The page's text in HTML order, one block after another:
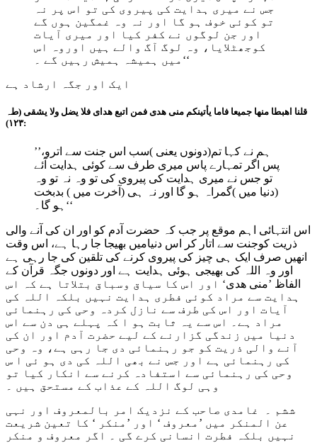
جس نے میری ہدایت کی پیروی کی تو اس پر نہ
تو کوئی خوف ہو گا اور نہ وہ غمگین ہوں گے
اور جن لوگوں نے کفر کیا اور میری آیات
کوجھٹلایا، وہ لوگ آگ والے ہیں اوروہ اس
میں ہمیشہ ہمیش رہیں گے ۔‘‘
ایک اور جگہ ارشاد ہے
قلنا اھبطا منھا جمیعا فاما یأتینکم منی ھدی فمن اتبع ھدای فلا یضل ولا یشقی (طہ
:۱۲۳)
’’ہم نے کہا تم(دونوں یعنی )سب اس جنت سے اترو،
پس اگر تمہارے پاس میری طرف سے کوئی ہدایت آئے
تو جس نے میری ہدایت کی پیروی کی تو وہ نہ تو وہ
(دنیا میں )گمراہ ہو گا اور نہ ہی (آخرت میں ) بدبخت
ہو گا۔‘‘
اس انتہائی اہم موقع پر جب کہ حضرت آدم کو اور ان کی آنے والی
ذریت کوجنت سے اتار کر اس دنیامیں بھیجا جا رہا ہے، اس وقت
انھیں صرف ایک ہی چیز کی پیروی کرنے کی تلقین کی جا رہی ہے
اور وہ اللہ کی بھیجی ہوئی ہدایت ہے اور دونوں جگہ قرآن کے
الفاظ ’منی ھدی‘ اور اس کا سیاق وسباق بتلاتا ہے کہ اس
ہدایت سے مراد کوئی فطری ہدایت نہیں بلکہ اللہ کی
آیات اور اس کی طرف سے نازل کردہ وحی کی رہنمائی
مراد ہے۔ اس سے یہ ثابت ہو ا کہ پہلے ہی دن سے اس
دنیا میں زندگی گزارنے کے لیے حضرت آدم اور ان کی
آنے والی ذریت کو جو رہنمائی دی جا رہی ہے، وہ وحی
کی رہنمائی ہے اور جس نے بھی اللہ کی دی ہو ئی ا س
وحی کی رہنمائی سے استفادہ کرنے سے انکار کیا تو
وہی لوگ اللہ کے عذاب کے مستحق ہیں ۔
ششم ۔ غامدی صاحب کے نزدیک امر بالمعروف اور نہی
عن المنکر میں ’معروف ‘ اور ’منکر ‘ کا تعین شریعت
نہیں بلکہ فطرت انسانی کرے گی ۔ اگر معروف و منکر